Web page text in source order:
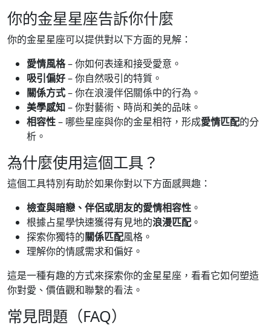
你的金星星座告訴你什麼
你的金星星座可以提供對以下方面的見解：
愛情風格– 你如何表達和接受愛意。
吸引偏好– 你自然吸引的特質。
關係方式– 你在浪漫伴侶關係中的行為。
美學感知– 你對藝術、時尚和美的品味。
相容性– 哪些星座與你的金星相符，形成愛情匹配的分
析。
為什麼使用這個工具？
這個工具特別有助於如果你對以下方面感興趣：
檢查與暗戀、伴侶或朋友的愛情相容性 。
根據占星學快速獲得有見地的浪漫匹配 。
探索你獨特的關係匹配風格。
理解你的情感需求和偏好。
這是一種有趣的方式來探索你的金星星座，看看它如何塑造
你對愛、價值觀和聯繫的看法。
常見問題（FAQ）